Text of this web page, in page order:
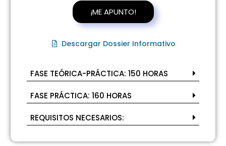
¡ME APUNTO!
Descargar Dossier Informativo
FASE TEÓRICA-PRÁCTICA: 150 HORAS
FASE PRÁCTICA: 160 HORAS
REQUISITOS NECESARIOS: